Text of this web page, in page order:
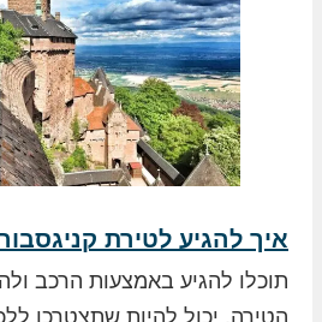
איך להגיע לטירת
תוכלו להגיע באמצעות הרכב